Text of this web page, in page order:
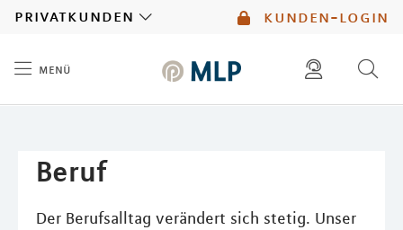
kunden-login
privatkunden
menü
Beruf
Der Berufsalltag verändert sich stetig. Unser